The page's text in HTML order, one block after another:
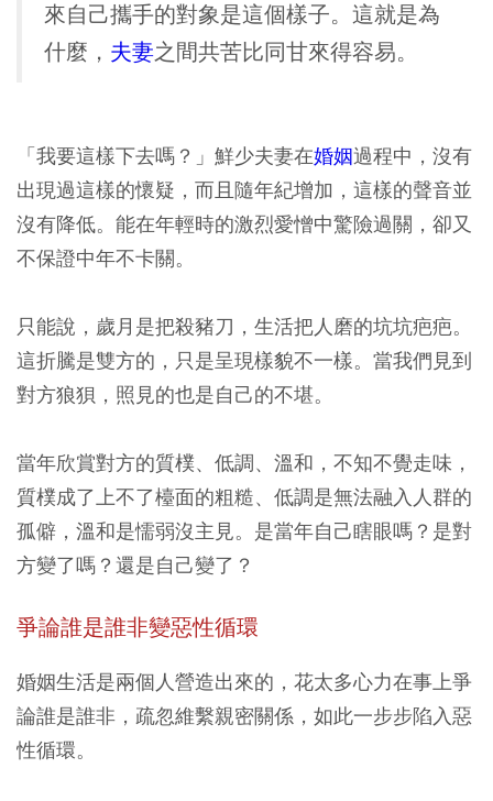
來自己攜手的對象是這個樣子。這就是為
什麼， 夫妻之間共苦比同甘來得容易。
「我要這樣下去嗎？」鮮少夫妻在婚姻過程中，沒有
出現過這樣的懷疑，而且隨年紀增加，這樣的聲音並
沒有降低。能在年輕時的激烈愛憎中驚險過關，卻又
不保證中年不卡關。
只能說， 歲月是把殺豬刀，生活把人磨的坑坑疤疤。
這折騰是雙方的，只是呈現樣貌不一樣。當我們見到
對方狼狽，照見的也是自己的不堪。
當年欣賞對方的質樸、低調、溫和，不知不覺走味，
質樸成了上不了檯面的粗糙、低調是無法融入人群的
孤僻，溫和是懦弱沒主見。是當年自己瞎眼嗎？是對
方變了嗎？還是自己變了？
爭論誰是誰非變惡性循環
婚姻生活是兩個人營造出來的，花太多心力在事上爭
論誰是誰非，疏忽維繫親密關係，如此一步步陷入惡
性循環。